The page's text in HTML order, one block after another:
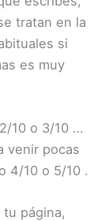
tratan en la
si
es muy
10 o 3/10 …
venir pocas
4/10 o 5/10 .
página,